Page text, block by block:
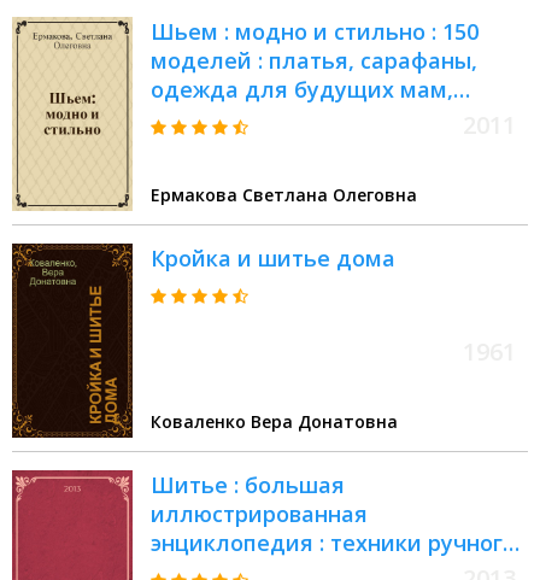
Шьем : модно и стильно : 150
моделей : платья, сарафаны,
одежда для будущих мам,
костюмы, пальто, блузки, топы,
Ермакова Светлана Олеговна
Кройка и шитье дома
Коваленко Вера Донатовна
Шитье : большая
иллюстрированная
энциклопедия : техники ручного
и машинного шитья,